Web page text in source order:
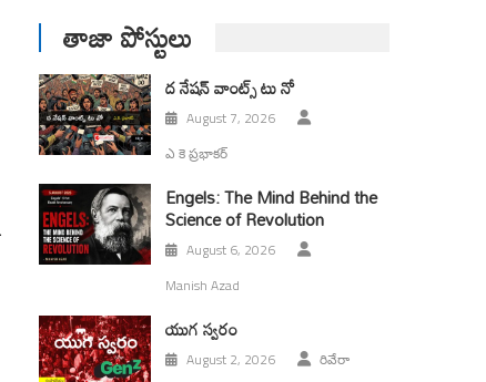
తాజా పోస్టులు
ద నేషన్ వాంట్స్ టు నో
August 7, 2026
ఎ కె ప్రభాకర్
Engels: The Mind Behind the
Science of Revolution
August 6, 2026
Manish Azad
యుగ స్వ‌రం
August 2, 2026 రివేరా